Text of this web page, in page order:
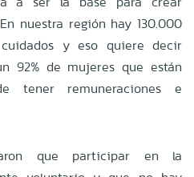
nuestra región hay 130.000
y eso quiere decir
92% de mujeres que están
tener remuneraciones e
que participar en la